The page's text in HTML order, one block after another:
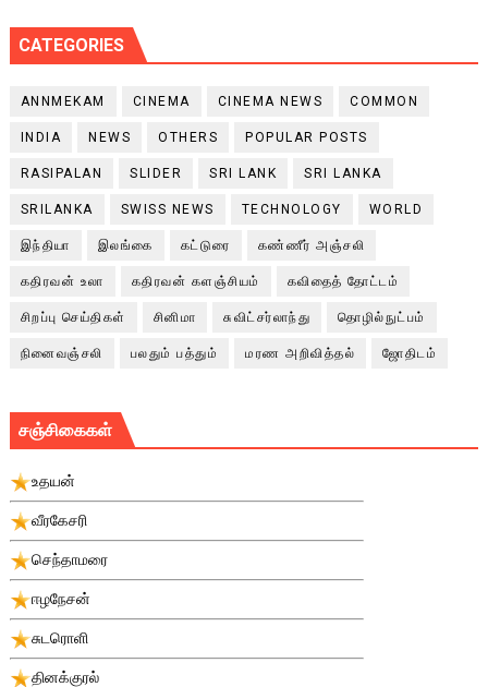
CATEGORIES
ANNMEKAM CINEMA CINEMA NEWS COMMON
INDIA NEWS OTHERS POPULAR POSTS
RASIPALAN SLIDER SRI LANK SRI LANKA
SRILANKA SWISS NEWS TECHNOLOGY WORLD
இந்தியா இலங்கை கட்டுரை கண்ணீர் அஞ்சலி
கதிரவன் உலா கதிரவன் களஞ்சியம் கவிதைத் தோட்டம்
சிறப்பு செய்திகள் சினிமா சுவிட்சர்லாந்து தொழில்நுட்பம்
நினைவஞ்சலி பலதும் பத்தும் மரண அறிவித்தல் ஜோதிடம்
சஞ்சிகைகள்
உதயன்
வீரகேசரி
செந்தாமரை
ஈழநேசன்
சுடரொளி
தினக்குரல்